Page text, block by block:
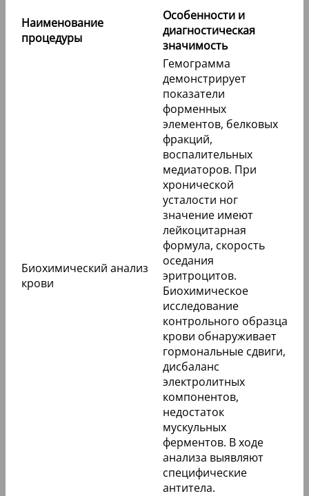
Наименование
процедуры
Особенности и
диагностическая
значимость
Биохимический анализ
крови
Гемограмма
демонстрирует
показатели
форменных
элементов, белковых
фракций,
воспалительных
медиаторов. При
хронической
усталости ног
значение имеют
лейкоцитарная
формула, скорость
оседания
эритроцитов.
Биохимическое
исследование
контрольного образца
крови обнаруживает
гормональные сдвиги,
дисбаланс
электролитных
компонентов,
недостаток
мускульных
ферментов. В ходе
анализа выявляют
специфические
антитела.